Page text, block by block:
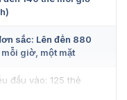
nhỏ gọn, tiện ích
sắc: Lên đến 880
giờ, một mặt
đầu vào: 125 thẻ